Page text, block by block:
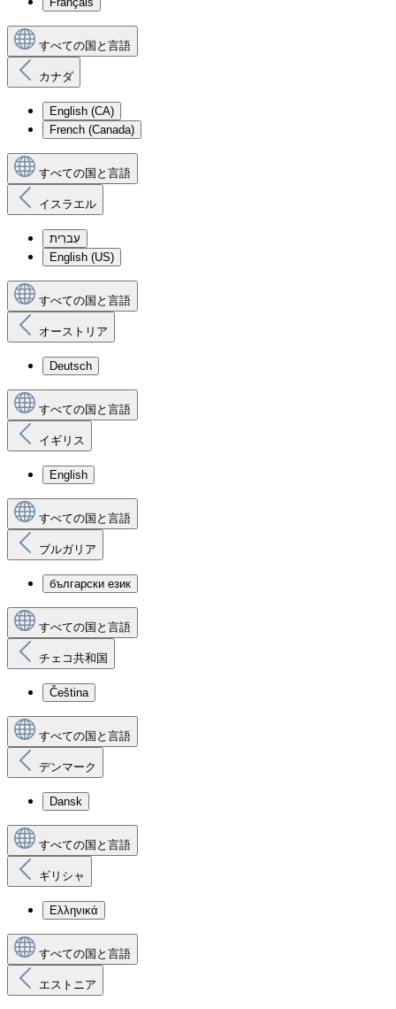
すべての国と言語
カナダ
English (CA)
French (Canada)
すべての国と言語
イスラエル
עִברִית
English (US)
すべての国と言語
オーストリア
Deutsch
すべての国と言語
イギリス
English
すべての国と言語
ブルガリア
български език
すべての国と言語
チェコ共和国
Čeština
すべての国と言語
デンマーク
Dansk
すべての国と言語
ギリシャ
Ελληνικά
すべての国と言語
エストニア